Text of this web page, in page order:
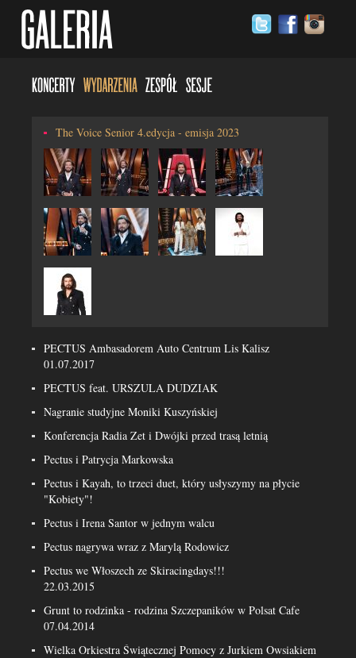
The Voice Senior 4.edycja - emisja 2023
PECTUS Ambasadorem Auto Centrum Lis Kalisz
01.07.2017
PECTUS feat. URSZULA DUDZIAK
Nagranie studyjne Moniki Kuszyńskiej
Konferencja Radia Zet i Dwójki przed trasą letnią
Pectus i Patrycja Markowska
Pectus i Kayah, to trzeci duet, który usłyszymy na płycie
"Kobiety"!
Pectus i Irena Santor w jednym walcu
Pectus nagrywa wraz z Marylą Rodowicz
Pectus we Włoszech ze Skiracingdays!!!
22.03.2015
Grunt to rodzinka - rodzina Szczepaników w Polsat Cafe
07.04.2014
Wielka Orkiestra Świątecznej Pomocy z Jurkiem Owsiakiem